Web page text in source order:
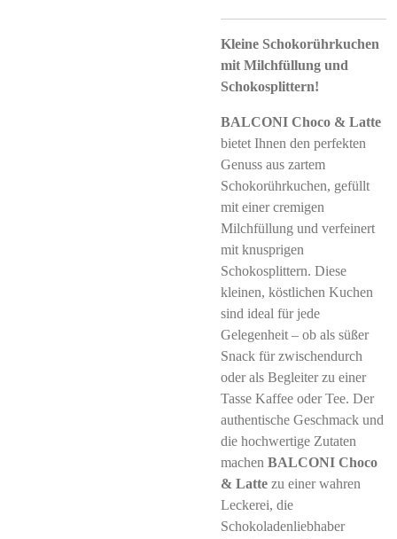
Kleine Schokorührkuchen
mit Milchfüllung und
Schokosplittern!
BALCONI Choco & Latte
bietet Ihnen den perfekten
Genuss aus zartem
Schokorührkuchen, gefüllt
mit einer cremigen
Milchfüllung und verfeinert
mit knusprigen
Schokosplittern. Diese
kleinen, köstlichen Kuchen
sind ideal für jede
Gelegenheit – ob als süßer
Snack für zwischendurch
oder als Begleiter zu einer
Tasse Kaffee oder Tee. Der
authentische Geschmack und
die hochwertige Zutaten
machen BALCONI Choco
& Latte zu einer wahren
Leckerei, die
Schokoladenliebhaber